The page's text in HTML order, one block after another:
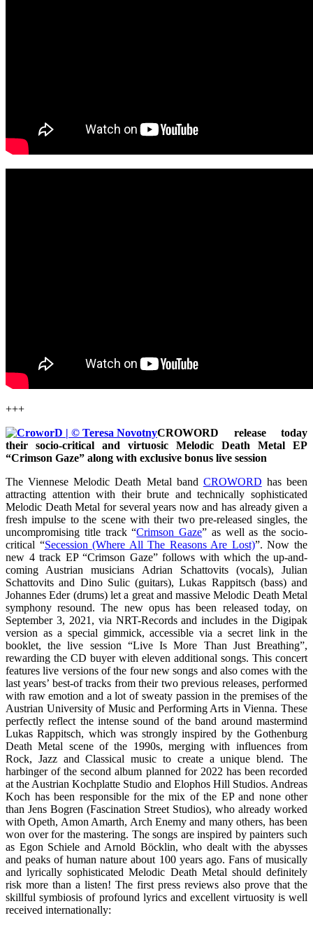
+++
CROWORD release today
their socio-critical and virtuosic Melodic Death Metal EP
“Crimson Gaze” along with exclusive bonus live session
The Viennese Melodic Death Metal band CROWORD has been
attracting attention with their brute and technically sophisticated
Melodic Death Metal for several years now and has already given a
fresh impulse to the scene with their two pre-released singles, the
uncompromising title track “Crimson Gaze” as well as the socio-
critical “Secession (Where All The Reasons Are Lost)”. Now the
new 4 track EP “Crimson Gaze” follows with which the up-and-
coming Austrian musicians Adrian Schattovits (vocals), Julian
Schattovits and Dino Sulic (guitars), Lukas Rappitsch (bass) and
Johannes Eder (drums) let a great and massive Melodic Death Metal
symphony resound. The new opus has been released today, on
September 3, 2021, via NRT-Records and includes in the Digipak
version as a special gimmick, accessible via a secret link in the
booklet, the live session “Live Is More Than Just Breathing”,
rewarding the CD buyer with eleven additional songs. This concert
features live versions of the four new songs and also comes with the
last years’ best-of tracks from their two previous releases, performed
with raw emotion and a lot of sweaty passion in the premises of the
Austrian University of Music and Performing Arts in Vienna. These
perfectly reflect the intense sound of the band around mastermind
Lukas Rappitsch, which was strongly inspired by the Gothenburg
Death Metal scene of the 1990s, merging with influences from
Rock, Jazz and Classical music to create a unique blend. The
harbinger of the second album planned for 2022 has been recorded
at the Austrian Kochplatte Studio and Elophos Hill Studios. Andreas
Koch has been responsible for the mix of the EP and none other
than Jens Bogren (Fascination Street Studios), who already worked
with Opeth, Amon Amarth, Arch Enemy and many others, has been
won over for the mastering. The songs are inspired by painters such
as Egon Schiele and Arnold Böcklin, who dealt with the abysses
and peaks of human nature about 100 years ago. Fans of musically
and lyrically sophisticated Melodic Death Metal should definitely
risk more than a listen! The first press reviews also prove that the
skillful symbiosis of profound lyrics and excellent virtuosity is well
received internationally: